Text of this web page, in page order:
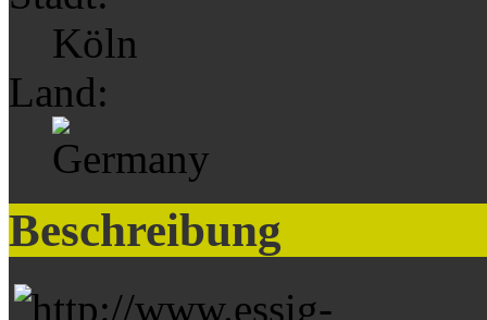
Köln
Land:
Beschreibung